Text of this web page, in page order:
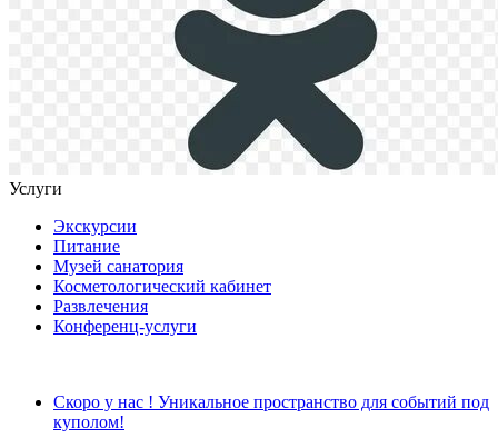
Услуги
Экскурсии
Питание
Музей санатория
Косметологический кабинет
Развлечения
Конференц-услуги
Скоро у нас ! Уникальное пространство для событий под
куполом!